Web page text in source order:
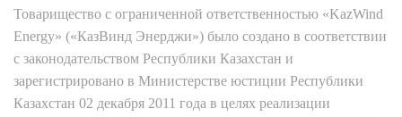
Товарищество с ограниченной ответственностью «KazWind
Energy» («КазВинд Энерджи») было создано в соответствии
с законодательством Республики Казахстан и
зарегистрировано в Министерстве юстиции Республики
Казахстан 02 декабря 2011 года в целях реализации